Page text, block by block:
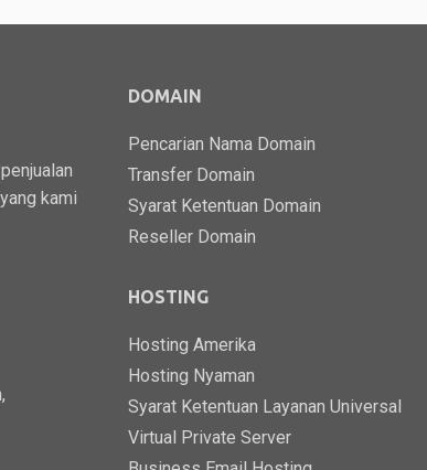
kami
DOMAIN
Pencarian Nama Domain
Transfer Domain
Syarat Ketentuan Domain
Reseller Domain
HOSTING
Hosting Amerika
Hosting Nyaman
Syarat Ketentuan Layanan Universal
Virtual Private Server